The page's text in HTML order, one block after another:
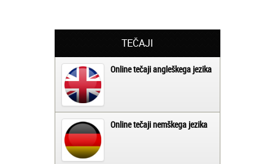
TEČAJI
Online tečaji angleškega jezika
Online tečaji nemškega jezika